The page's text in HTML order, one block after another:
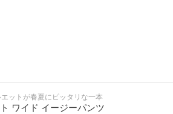
ットが春夏にピッタリな一本
ワイド イージーパンツ